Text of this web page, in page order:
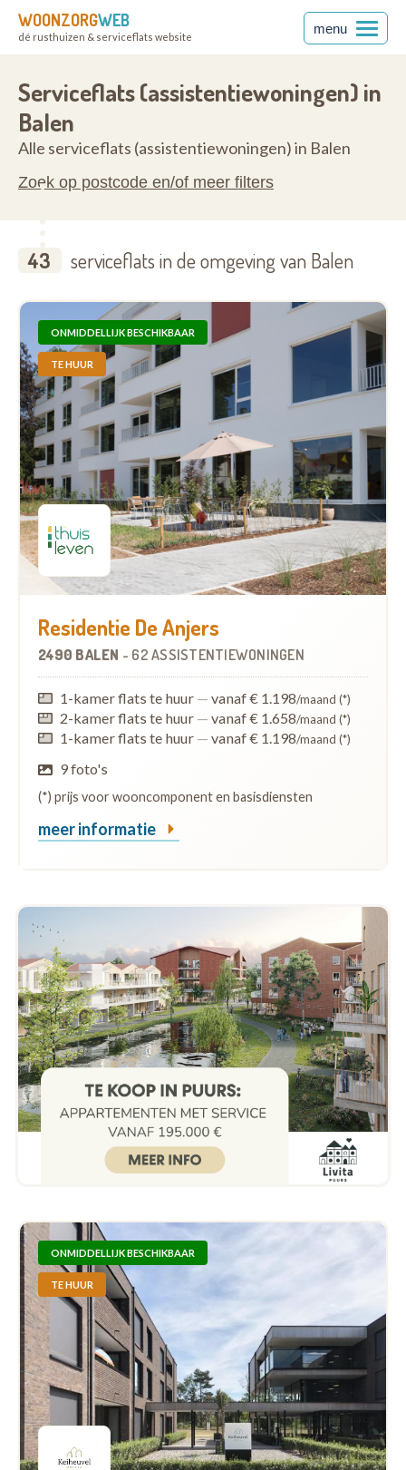
WOONZORGWEB
dé rusthuizen & serviceflats website
menu
Serviceflats (assistentiewoningen) in
Balen
Alle serviceflats (assistentiewoningen) in Balen
Zoek op postcode en/of meer filters
43 serviceflats in de omgeving van Balen
ONMIDDELLIJK BESCHIKBAAR
TE HUUR
Residentie De Anjers
2490 BALEN - 62 ASSISTENTIEWONINGEN
1-kamer flats te huur — vanaf € 1.198/maand (*)
2-kamer flats te huur — vanaf € 1.658/maand (*)
1-kamer flats te huur — vanaf € 1.198/maand (*)
9 foto's
(*) prijs voor wooncomponent en basisdiensten
meer informatie
ONMIDDELLIJK BESCHIKBAAR
TE HUUR